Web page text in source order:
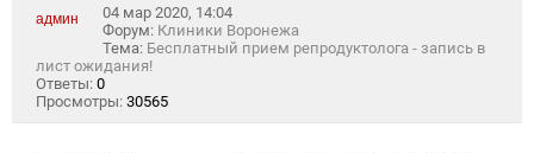
админ
04 мар 2020, 14:04
Форум: Клиники Воронежа
Тема: Бесплатный прием репродуктолога - запись в
лист ожидания!
Ответы: 0
Просмотры: 30565